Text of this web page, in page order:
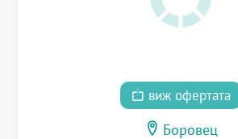
виж офертата
Боровец